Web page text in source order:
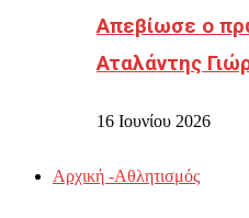
Απεβίωσε ο
Αταλάντης
16 Ιουνίου 2026
Αρχική -Αθλητισμός